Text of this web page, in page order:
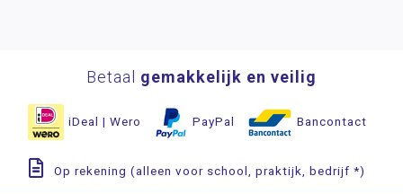
Betaal gemakkelijk en veilig
iDeal | Wero PayPal Bancontact
Op rekening (alleen voor school, praktijk, bedrijf *)